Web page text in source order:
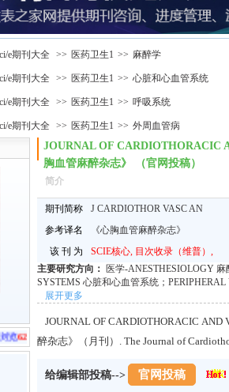
e期刊大全 >> 医药卫生1 >> 麻醉学
e期刊大全 >> 医药卫生1 >> 心脏和心血管系统
e期刊大全 >> 医药卫生1 >> 呼吸系统
e期刊大全 >> 医药卫生1 >> 外周血管病
次 跳转官网18
JOURNAL OF CARDIOTHORACIC
胸血管麻醉杂志》 （官网投稿）
简介
期刊简称
J CARDIOTHOR VASC AN
参考译名
《心胸血管麻醉杂志》
该 刊 为
SCIE核心, 目次收录（维普）,
主要研究方向：
医学-ANESTHESIOLOGY
SYSTEMS 心脏和心血管系统；
RESPIRATORY SYSTEM 呼吸系统
展开更多
JOURNAL OF CARDIOTHORACIC
醉杂志》（月刊）. The Journal of
给编辑部投稿--> 官网投稿